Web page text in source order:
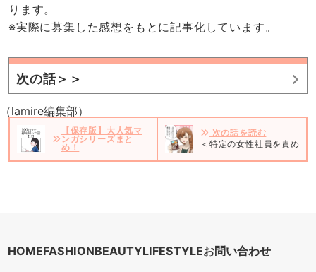
ります。
※実際に募集した感想をもとに記事化しています。
次の話＞＞
（lamire編集部）
【保存版】大人気マ
ンガシリーズまと
め！
次の話を読む
＜特定の女性社員を責める
HOMEFASHIONBEAUTYLIFESTYLEお問い合わせ